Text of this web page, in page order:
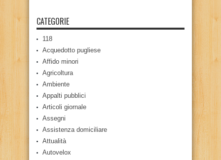
CATEGORIE
118
Acquedotto pugliese
Affido minori
Agricoltura
Ambiente
Appalti pubblici
Articoli giornale
Assegni
Assistenza domiciliare
Attualità
Autovelox